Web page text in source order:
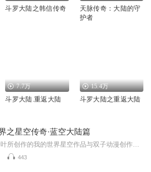
斗罗大陆之韩信传奇
天脉传奇：大陆的守
护者
7.7万
斗罗大陆.重返大陆
15.4万
斗罗大陆之重返大陆
之星空传奇·蓝空大陆篇
443